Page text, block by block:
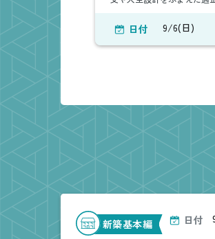
す。 日付 9/6(日)
新築基本編 日付